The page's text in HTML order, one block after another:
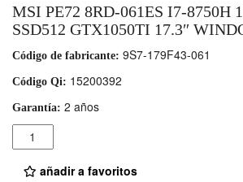
MSI PE72 8RD-061ES I7-8750H
SSD512 GTX1050TI 17.3″
Código de fabricante: 9S7-179F43-061
Código Qi: 15200392
Garantía: 2 años
Cantidad
añadir a favoritos